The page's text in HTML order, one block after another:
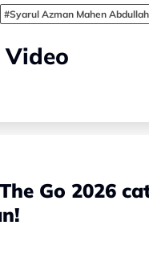
#Syarul Azman Mahen Abdullah
Go 2026